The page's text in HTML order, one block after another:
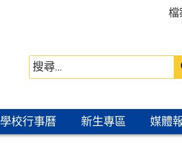
檔
學校行事曆 新生專區 媒體